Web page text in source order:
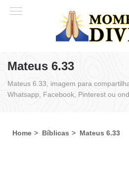
Mateus 6.33
Mateus 6.33, imagem para
Whatsapp, Facebook, Pinterest ou
Home Bíblicas Mateus 6.33